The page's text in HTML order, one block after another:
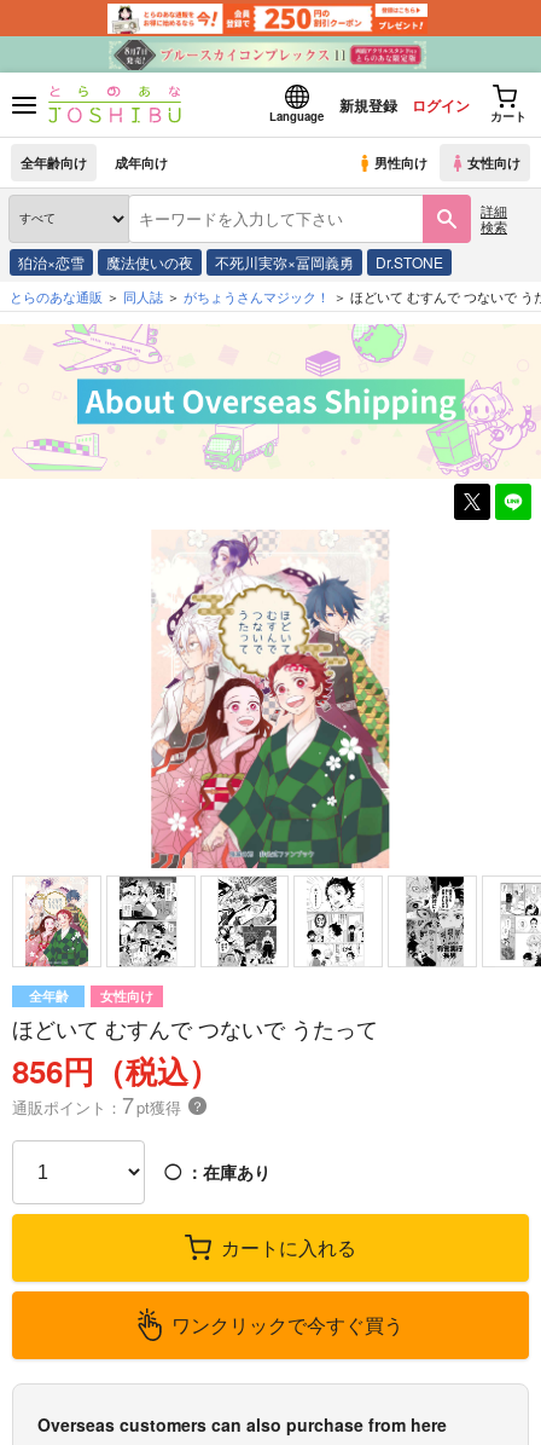
Language
新規登録 ログイン
カート
全年齢向け 成年向け 男性向け 女性向け
詳細
検索
狛治×恋雪 魔法使いの夜 不死川実弥×冨岡義勇 Dr.STONE
とらのあな通販 同人誌 がちょうさんマジック！ ほどいて むすんで つないで う
全年齢 女性向け
ほどいて むすんで つないで うたって
856円（税込）
通販ポイント： 7pt獲得 ？
◯ ：在庫あり
カートに入れる
ワンクリックで今すぐ買う
Overseas customers can also purchase from here